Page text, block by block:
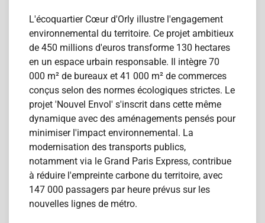
L'écoquartier Cœur d'Orly illustre l'engagement
environnemental du territoire. Ce projet ambitieux
de 450 millions d'euros transforme 130 hectares
en un espace urbain responsable. Il intègre 70
000 m² de bureaux et 41 000 m² de commerces
conçus selon des normes écologiques strictes. Le
projet 'Nouvel Envol' s'inscrit dans cette même
dynamique avec des aménagements pensés pour
minimiser l'impact environnemental. La
modernisation des transports publics,
notamment via le Grand Paris Express, contribue
à réduire l'empreinte carbone du territoire, avec
147 000 passagers par heure prévus sur les
nouvelles lignes de métro.